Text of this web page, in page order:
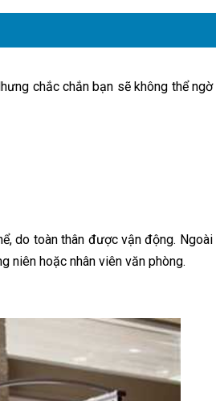
chắc chắn bạn sẽ không thể
do toàn thân được vận động. Ngoài
niên hoặc nhân viên văn phòng.